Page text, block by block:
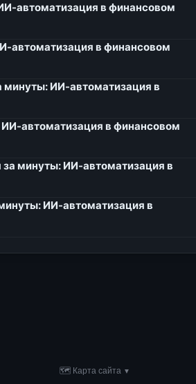
автоматизация в финансовом
автоматизация в финансовом
минуты: ИИ-автоматизация в
ИИ-автоматизация в финансовом
минуты: ИИ-автоматизация в
ИИ-автоматизация в
🗺 Карта сайта ▼